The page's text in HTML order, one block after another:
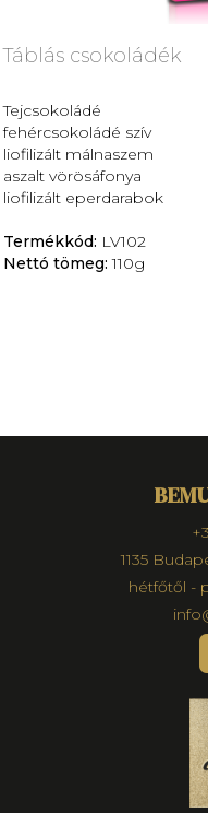
Táblás csokoládék
Tejcsokoládé
fehércsokoládé szív
liofilizált málnaszem
aszalt vörösáfonya
liofilizált eperdarabok
Termékkód: LV102
Nettó tömeg:110g
1135
hétfőtől -